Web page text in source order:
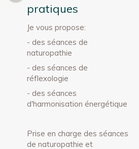
pratiques
Je vous propose:
- des séances de
naturopathie
- des séances de
réflexologie
- des séances
d'harmonisation énergétique
Prise en charge des séances
de naturopathie et